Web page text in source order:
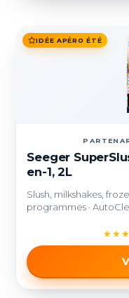
IDÉE APÉRO ÉTÉ
Seeger
en-1, 2L
Slush, milkshakes,
programmes ·
★★★